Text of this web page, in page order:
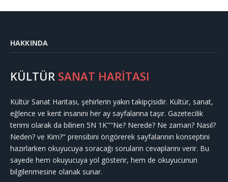
HAKKINDA
KÜLTÜR SANAT HARİTASI
Kültür Sanat Haritası, şehirlerin yakın takipçisidir. Kültür, sanat,
eğlence ve kent insanını her ay sayfalarına taşır. Gazetecilik
terimi olarak da bilinen 5N 1K""Ne? Nerede? Ne zaman? Nasıl?
Neden? ve Kim?" prensibini öngörerek sayfalarının konseptini
hazırlarken okuyucuya soracağı soruların cevaplarını verir. Bu
sayede hem okuyucuya yol gösterir, hem de okuyucunun
bilgilenmesine olanak sunar.